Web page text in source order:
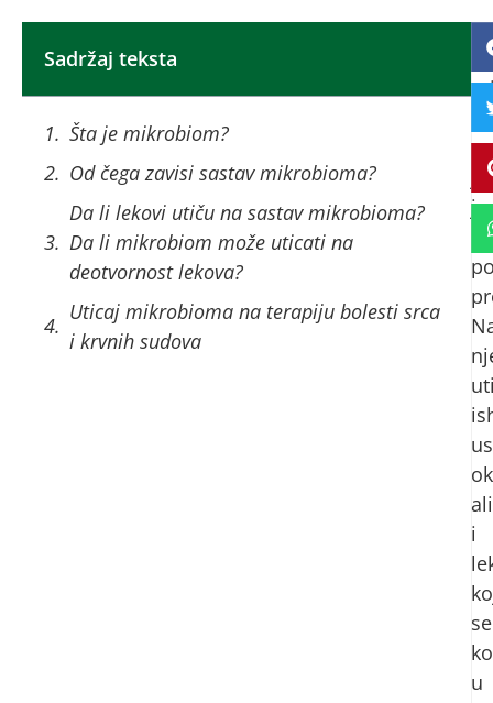
Sadržaj teksta
Šta je mikrobiom?
Od čega zavisi sastav mikrobioma?
Da li lekovi utiču na sastav mikrobioma?
Da li mikrobiom može uticati na
deotvornost lekova?
Uticaj mikrobioma na terapiju bolesti srca
i krvnih sudova
ali
i
se
u